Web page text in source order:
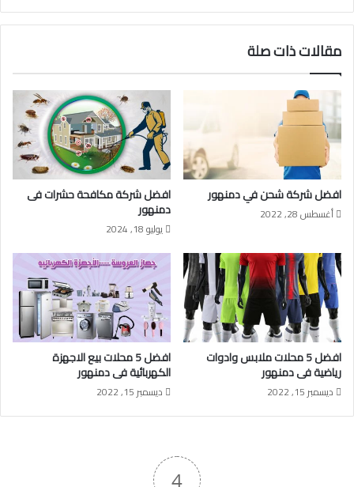
مقالات ذات صلة
افضل شركة شحن في دمنهور
أغسطس 28, 2022
افضل شركة مكافحة حشرات فى
دمنهور
يوليو 18, 2024
افضل 5 محلات ملابس وادوات
رياضية فى دمنهور
ديسمبر 15, 2022
افضل 5 محلات بيع الاجهزة
الكهربائية فى دمنهور
ديسمبر 15, 2022
4